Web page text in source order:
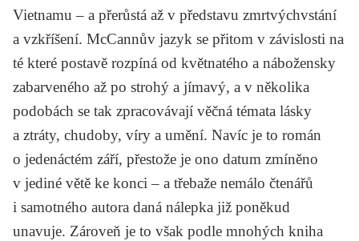
Vietnamu – a přerůstá až v představu zmrtvýchvstání
a vzkříšení. McCannův jazyk se přitom v závislosti na
té které postavě rozpíná od květnatého a nábožensky
zabarveného až po strohý a jímavý, a v několika
podobách se tak zpracovávají věčná témata lásky
a ztráty, chudoby, víry a umění. Navíc je to román
o jedenáctém září, přestože je ono datum zmíněno
v jediné větě ke konci – a třebaže nemálo čtenářů
i samotného autora daná nálepka již poněkud
unavuje. Zároveň je to však podle mnohých kniha